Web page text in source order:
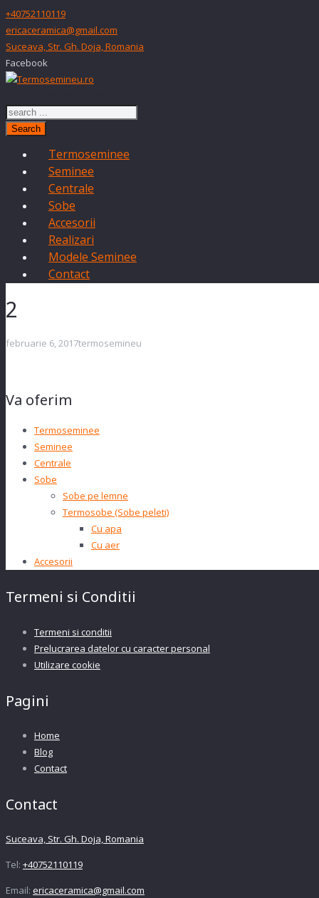
+40752110119
ericaceramica@gmail.com
Suceava, Str. Gh. Doja, Romania
Facebook
Search
Termoseminee
Seminee
Centrale
Sobe
Accesorii
Realizari
Modele Seminee
Contact
2
februarie 6, 2017termosemineu
Va oferim
Termoseminee
Seminee
Centrale
Sobe
Sobe pe lemne
Termosobe (Sobe peleti)
Cu apa
Cu aer
Accesorii
Termeni si Conditii
Termeni si conditii
Prelucrarea datelor cu caracter personal
Utilizare cookie
Pagini
Home
Blog
Contact
Contact
Suceava, Str. Gh. Doja, Romania
Tel: +40752110119
Email: ericaceramica@gmail.com